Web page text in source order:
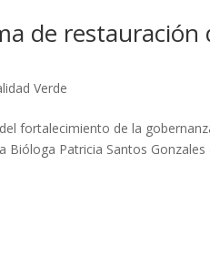
de restauración
Verde
fortalecimiento de la
Bióloga Patricia Santos Gonzales